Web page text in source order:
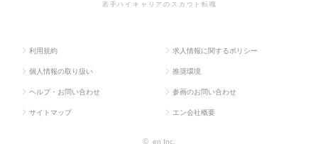
若手ハイキャリアのスカウト転職
利用規約 求人情報に関するポリシー
個人情報の取り扱い 推奨環境
ヘルプ・お問い合わせ 参画のお問い合わせ
サイトマップ エン会社概要
© en Inc.